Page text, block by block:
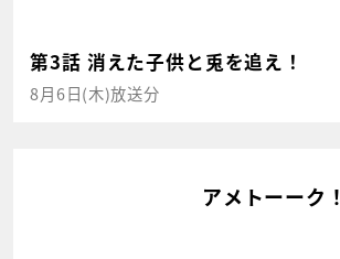
第3話 消えた子供と兎を追え！
8月6日(木)放送分
アメトーーク！